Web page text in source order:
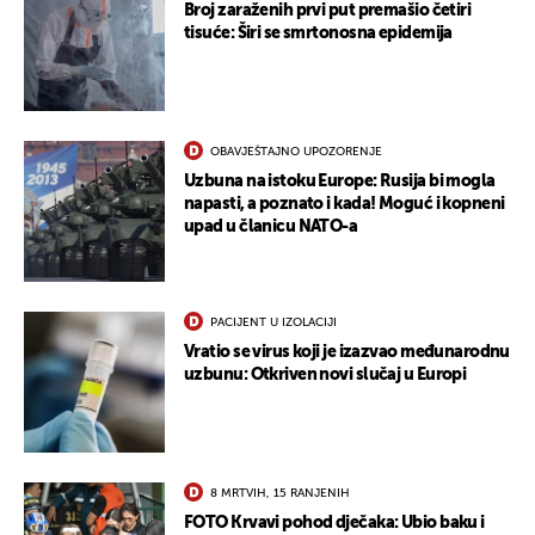
Broj zaraženih prvi put premašio četiri
tisuće: Širi se smrtonosna epidemija
OBAVJEŠTAJNO UPOZORENJE
Uzbuna na istoku Europe: Rusija bi mogla
napasti, a poznato i kada! Moguć i kopneni
upad u članicu NATO-a
PACIJENT U IZOLACIJI
Vratio se virus koji je izazvao međunarodnu
uzbunu: Otkriven novi slučaj u Europi
8 MRTVIH, 15 RANJENIH
FOTO Krvavi pohod dječaka: Ubio baku i
UKLJUČITE NOTIFIKACIJE